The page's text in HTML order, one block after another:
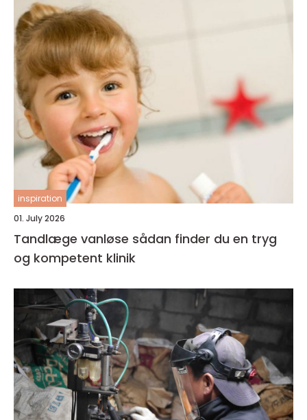
inspiration
01. July 2026
Tandlæge vanløse sådan finder du en tryg
og kompetent klinik